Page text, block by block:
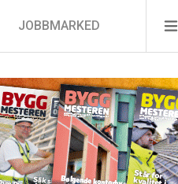
JOBBMARKED